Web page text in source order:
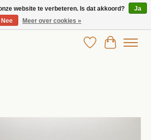
in betaalbare kinderkleding!
Verlanglijst
website te verbeteren. Is dat akkoord?
Ja
Nee
Meer over cookies »